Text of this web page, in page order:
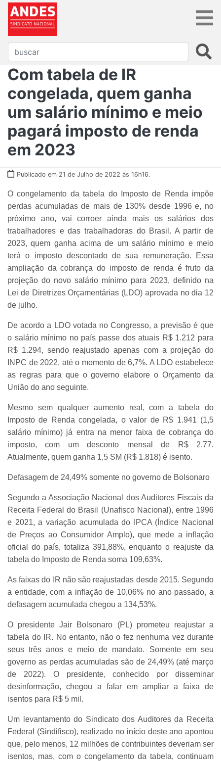
Com tabela de IR
congelada, quem ganha
um salário mínimo e meio
pagará imposto de renda
em 2023
Publicado em 21 de Julho de 2022 às 16h16.
O congelamento da tabela do Imposto de Renda impõe
perdas acumuladas de mais de 130% desde 1996 e, no
próximo ano, vai corroer ainda mais os salários dos
trabalhadores e das trabalhadoras do Brasil. A partir de
2023, quem ganha acima de um salário mínimo e meio
terá o imposto descontado de sua remuneração. Essa
ampliação da cobrança do imposto de renda é fruto da
projeção do novo salário mínimo para 2023, definido na
Lei de Diretrizes Orçamentárias (LDO) aprovada no dia 12
de julho.
De acordo a LDO votada no Congresso, a previsão é que
o salário mínimo no país passe dos atuais R$ 1.212 para
R$ 1.294, sendo reajustado apenas com a projeção do
INPC de 2022, até o momento de 6,7%. A LDO estabelece
as regras para que o governo elabore o Orçamento da
União do ano seguinte.
Mesmo sem qualquer aumento real, com a tabela do
Imposto de Renda congelada, o valor de R$ 1.941 (1,5
salário mínimo) já entra na menor faixa de cobrança do
imposto, com um desconto mensal de R$ 2,77.
Atualmente, quem ganha 1,5 SM (R$ 1.818) é isento.
Defasagem de 24,49% somente no governo de Bolsonaro
Segundo a Associação Nacional dos Auditores Fiscais da
Receita Federal do Brasil (Unafisco Nacional), entre 1996
e 2021, a variação acumulada do IPCA (Índice Nacional
de Preços ao Consumidor Amplo), que mede a inflação
oficial do país, totaliza 391,88%, enquanto o reajuste da
tabela do Imposto de Renda soma 109,63%.
As faixas do IR não são reajustadas desde 2015. Segundo
a entidade, com a inflação de 10,06% no ano passado, a
defasagem acumulada chegou a 134,53%.
O presidente Jair Bolsonaro (PL) prometeu reajustar a
tabela do IR. No entanto, não o fez nenhuma vez durante
seus três anos e meio de mandato. Somente em seu
governo as perdas acumuladas são de 24,49% (até março
de 2022). O presidente, conhecido por disseminar
desinformação, chegou a falar em ampliar a faixa de
isentos para R$ 5 mil.
Um levantamento do Sindicato dos Auditores da Receita
Federal (Sindifisco), realizado no início deste ano apontou
que, pelo menos, 12 milhões de contribuintes deveriam ser
isentos, mas, com o congelamento da tabela, continuam